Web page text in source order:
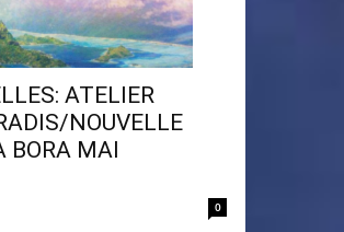
ATELIER
NOUVELLE
BORA MAI
0